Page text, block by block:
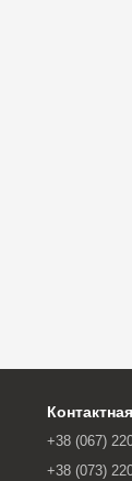
+38 (067)
+38 (073)